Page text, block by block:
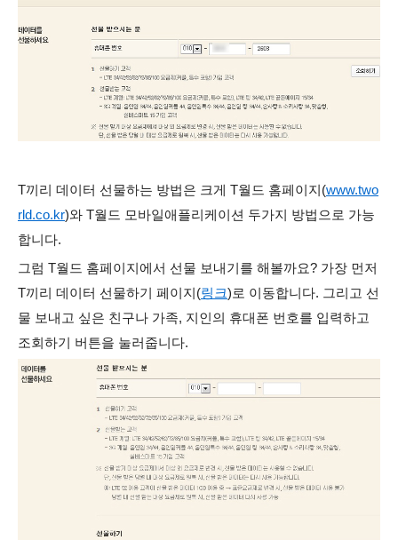
T끼리 데이터 선물하는 방법은 크게 T월드 홈페이지 (www.two
rld.co.kr)와 T월드 모바일애플리케이션 두가지 방법으로 가능
합니다.
그럼 T월드 홈페이지에서 선물 보내기를 해볼까요? 가장 먼저
T끼리 데이터 선물하기 페이지 (링크)로 이동합니다. 그리고 선
물 보내고 싶은 친구나 가족, 지인의 휴대폰 번호를 입력하고
조회하기 버튼을 눌러줍니다.